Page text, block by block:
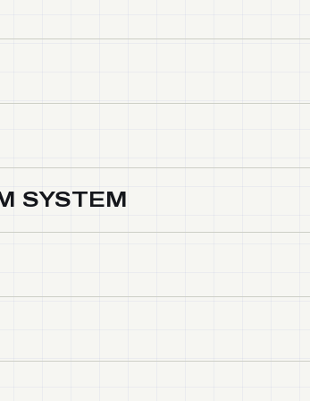
SYSTEM